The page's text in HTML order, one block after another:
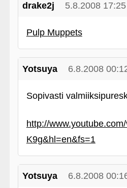
drake2j 5.8.2008 17:25
Pulp Muppets
Yotsuya 6.8.2008
Sopivasti
http://
K9g&hl=en&fs=1
Yotsuya 6.8.2008